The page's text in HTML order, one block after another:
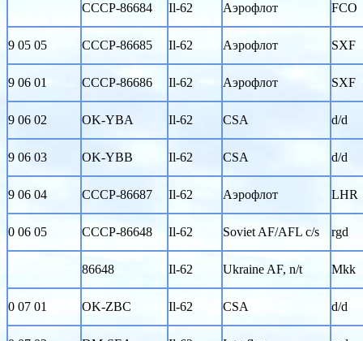
CCCP-86684 Il-62 Аэрофлот FCO
9 05 05 CCCP-86685 Il-62 Аэрофлот SXF
9 06 01 CCCP-86686 Il-62 Аэрофлот SXF
9 06 02 OK-YBA Il-62 CSA d/d
9 06 03 OK-YBB Il-62 CSA d/d
9 06 04 CCCP-86687 Il-62 Аэрофлот LHR
0 06 05 CCCP-86648 Il-62 Soviet AF/AFL c/s rgd
86648 Il-62 Ukraine AF, n/t Mkk
0 07 01 OK-ZBC Il-62 CSA d/d